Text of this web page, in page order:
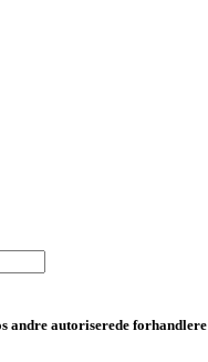
andre autoriserede forhandlere